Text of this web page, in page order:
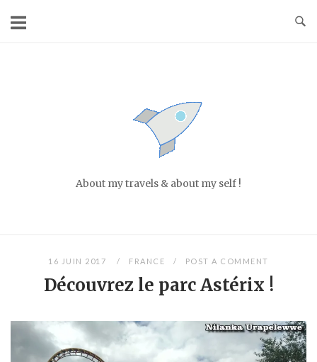
About my travels & about my self !
16 JUIN 2017 FRANCE POST A COMMENT
Découvrez le parc Astérix !